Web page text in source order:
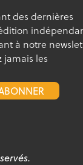
des dernières
à notre
les